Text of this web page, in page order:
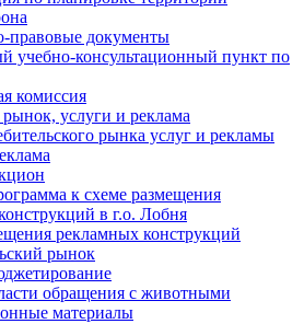
правовые документы
учебно-консультационный пункт по
комиссия
услуги и реклама
рынка услуг и рекламы
к схеме размещения
в г.о. Лобня
рекламных конструкций
рынок
обращения с животными
материалы